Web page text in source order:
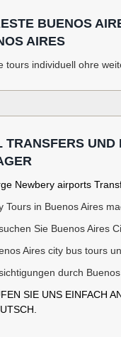
BUENOS
AIRES
individuell ohre
Newbery airports
Tours in Buenos Aires
Sie Buenos Aires
Aires city bus tours
durch
SIE UNS EINFACH